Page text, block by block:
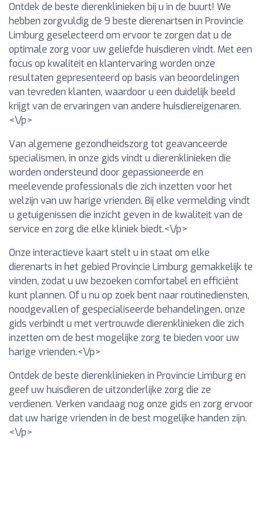
Ontdek de beste dierenklinieken bij u in de buurt! We
hebben zorgvuldig de 9 beste dierenartsen in Provincie
Limburg geselecteerd om ervoor te zorgen dat u de
optimale zorg voor uw geliefde huisdieren vindt. Met een
focus op kwaliteit en klantervaring worden onze
resultaten gepresenteerd op basis van beoordelingen
van tevreden klanten, waardoor u een duidelijk beeld
krijgt van de ervaringen van andere huisdiereigenaren.
<\/p>
Van algemene gezondheidszorg tot geavanceerde
specialismen, in onze gids vindt u dierenklinieken die
worden ondersteund door gepassioneerde en
meelevende professionals die zich inzetten voor het
welzijn van uw harige vrienden. Bij elke vermelding vindt
u getuigenissen die inzicht geven in de kwaliteit van de
service en zorg die elke kliniek biedt.<\/p>
Onze interactieve kaart stelt u in staat om elke
dierenarts in het gebied Provincie Limburg gemakkelijk te
vinden, zodat u uw bezoeken comfortabel en efficiënt
kunt plannen. Of u nu op zoek bent naar routinediensten,
noodgevallen of gespecialiseerde behandelingen, onze
gids verbindt u met vertrouwde dierenklinieken die zich
inzetten om de best mogelijke zorg te bieden voor uw
harige vrienden.<\/p>
Ontdek de beste dierenklinieken in Provincie Limburg en
geef uw huisdieren de uitzonderlijke zorg die ze
verdienen. Verken vandaag nog onze gids en zorg ervoor
dat uw harige vrienden in de best mogelijke handen zijn.
<\/p>